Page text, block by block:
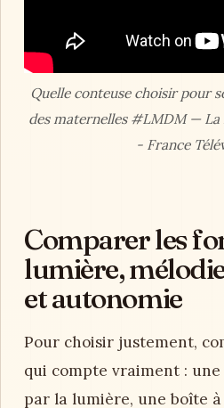
Quelle conteuse choisir pour
des maternelles #LMDM — La
- France
Comparer les
lumière,
et autonomie
Pour choisir justement,
qui compte vraiment :
par la lumière, une boîte